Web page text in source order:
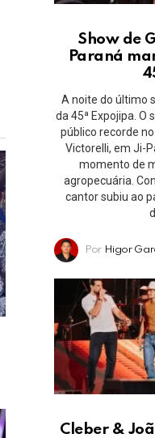
Show de
Paraná
A noite do último
da 45ª Expojipa. O
público recorde
Victorelli, em Ji-
momento de
agropecuária.
cantor subiu ao
Por Higor
Cleber &